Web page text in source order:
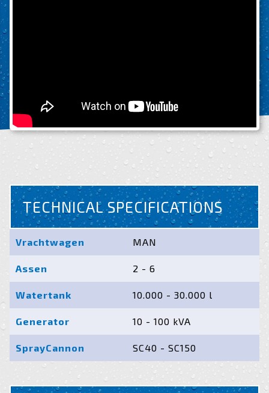
TECHNICAL SPECIFICATIONS
Vrachtwagen MAN
Assen 2 - 6
Watertank 10.000 - 30.000 l
Generator 10 - 100 kVA
SprayCannon SC40 - SC150